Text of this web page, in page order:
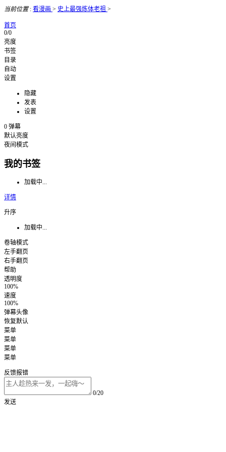
当前位置: 看漫画 > 史上最强炼体老祖 >
首页
0/0
亮度
书签
目录
自动
设置
隐藏
发表
设置
0 弹幕
默认亮度
夜间模式
我的书签
加载中...
详情
升序
加载中...
卷轴模式
左手翻页
右手翻页
帮助
透明度
100%
速度
100%
弹幕头像
恢复默认
菜单
菜单
菜单
菜单
反馈报错
0/20
发送